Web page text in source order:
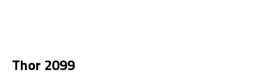
Thor 2099